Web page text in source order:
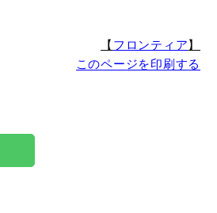
【 フロンティア】
このページを印刷する